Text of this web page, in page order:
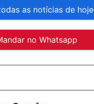
as notícias de hoje
no Whatsapp